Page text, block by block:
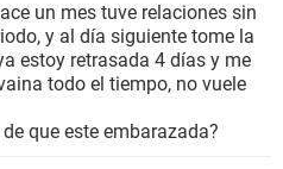
un mes tuve relaciones sin
y al día siguiente tome la
estoy retrasada 4 días y me
todo el tiempo, no vuele
que este embarazada?